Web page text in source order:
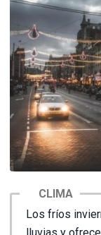
CLIMA
Los fríos